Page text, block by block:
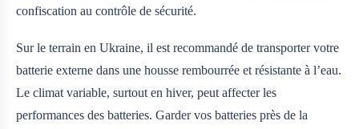
confiscation au contrôle de sécurité.
Sur le terrain en Ukraine, il est recommandé de transporter votre
batterie externe dans une housse rembourrée et résistante à l’eau.
Le climat variable, surtout en hiver, peut affecter les
performances des batteries. Garder vos batteries près de la